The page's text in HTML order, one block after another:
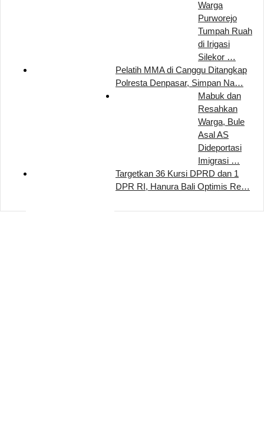
Warga
Purworejo
Tumpah Ruah
di Irigasi
Silekor …
Pelatih MMA di Canggu Ditangkap
Polresta Denpasar, Simpan Na…
Mabuk dan
Resahkan
Warga, Bule
Asal AS
Dideportasi
Imigrasi …
Targetkan 36 Kursi DPRD dan 1
DPR RI, Hanura Bali Optimis Re…